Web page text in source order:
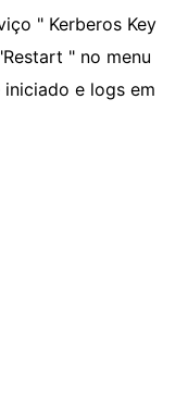
" Kerberos Key
" no menu
e logs em